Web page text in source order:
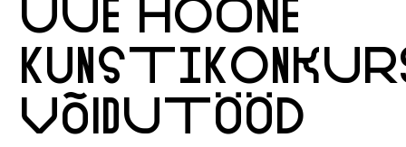
UUE HOONE
VÕIDUTÖÖD